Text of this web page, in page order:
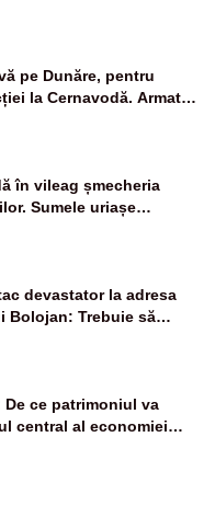
bănci și fondurile de
pe Dunăre, pentru
la Cernavodă. Armata
și va devia apa
în vileag șmecheria
Sumele uriașe
român
devastator la adresa
Bolojan: Trebuie să
dar nu șținem omaneii
De ce patrimoniul va
central al economiei